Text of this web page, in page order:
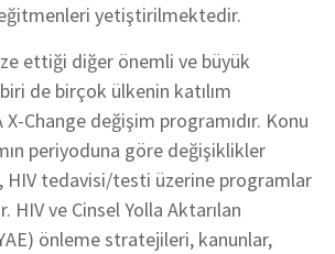
eğitmenleri yetiştirilmektedir.
ettiği diğer önemli ve büyük
de birçok ülkenin katılım
Change değişim programıdır. Konu
periyoduna göre değişiklikler
HIV tedavisi/testi üzerine programlar
HIV ve Cinsel Yolla Aktarılan
önleme stratejileri, kanunlar,